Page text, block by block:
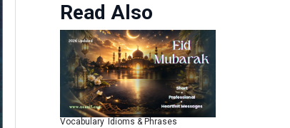
Read Also
Vocabulary Idioms & Phrases